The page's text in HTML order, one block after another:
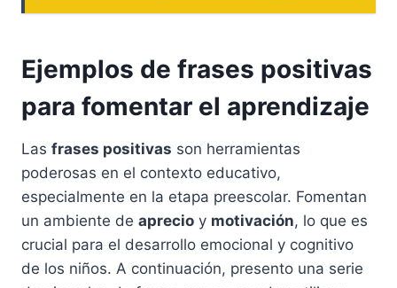
Ejemplos de frases positivas
para fomentar el aprendizaje
Las frases positivas son herramientas
poderosas en el contexto educativo,
especialmente en la etapa preescolar. Fomentan
un ambiente de aprecio y motivación, lo que es
crucial para el desarrollo emocional y cognitivo
de los niños. A continuación, presento una serie